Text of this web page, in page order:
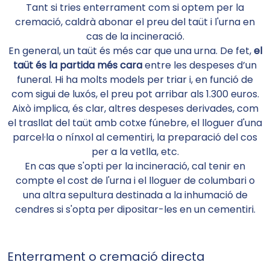
Tant si tries enterrament com si optem per la
cremació, caldrà abonar el preu del taüt i l'urna en
cas de la incineració.
En general, un taüt és més car que una urna. De fet,el
taüt és la partida més caraentre les despeses d’un
funeral. Hi ha molts models per triar i, en funció de
com sigui de luxós, el preu pot arribar als 1.300 euros.
Això implica, és clar, altres despeses derivades, com
el trasllat del taüt amb cotxe fúnebre, el lloguer d'una
parcel·la o nínxol al cementiri, la preparació del cos
per a la vetlla, etc.
En cas que s'opti per la incineració, cal tenir en
compte el cost de l'urna i el lloguer de columbari o
una altra sepultura destinada a la inhumació de
cendres si s'opta per dipositar-les en un cementiri.
Enterrament o cremació directa